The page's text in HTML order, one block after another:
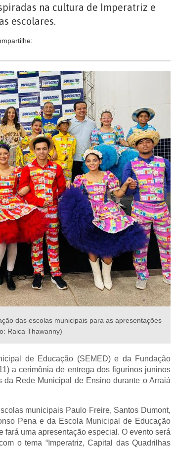
na cultura de Imperatriz e
escolares.
das escolas municipais para as apresentações
Raica Thawanny)
de Educação (SEMED) e da Fundação
a cerimônia de entrega dos figurinos juninos
Rede Municipal de Ensino durante o Arraiá
municipais Paulo Freire, Santos Dumont,
Pena e da Escola Municipal de Educação
uma apresentação especial. O evento será
o tema “Imperatriz, Capital das Quadrilhas